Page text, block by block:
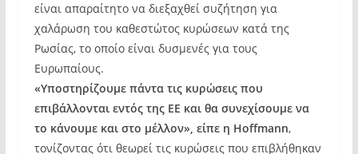
είναι απαραίτητο να διεξαχθεί συζήτηση για
χαλάρωση του καθεστώτος κυρώσεων κατά της
Ρωσίας, το οποίο είναι δυσμενές για τους
Ευρωπαίους.
«Υποστηρίζουμε πάντα τις κυρώσεις που
επιβάλλονται εντός της ΕΕ και θα συνεχίσουμε να
το κάνουμε και στο μέλλον», είπε η Hoffmann,
τονίζοντας ότι θεωρεί τις κυρώσεις που επιβλήθηκαν